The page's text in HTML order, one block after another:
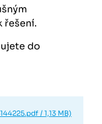
řešení.
do
/ 1,13 MB)